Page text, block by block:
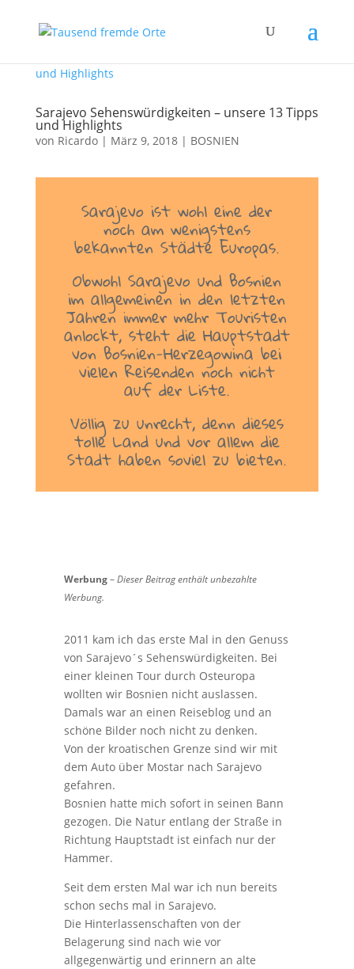
Sarajevo Sehenswürdigkeiten – unsere 13 Tipps
und Highlights
von Ricardo| März 9, 2018| BOSNIEN
Sarajevo ist wohl eine der
noch am wenigstens
bekannten Städte Europas.
Obwohl Sarajevo und Bosnien
im allgemeinen in den letzten
Jahren immer mehr Touristen
anlockt, steht die Hauptstadt
von Bosnien-Herzegowina bei
vielen Reisenden noch nicht
auf der Liste.
Völlig zu unrecht, denn dieses
tolle Land und vor allem die
Stadt haben soviel zu bieten.
Werbung–Dieser Beitrag enthält unbezahlte
Werbung.
2011 kam ich das erste Mal in den Genuss
von Sarajevo´s Sehenswürdigkeiten. Bei
einer kleinen Tour durch Osteuropa
wollten wir Bosnien nicht auslassen.
Damals war an einen Reiseblog und an
schöne Bilder noch nicht zu denken.
Von der kroatischen Grenze sind wir mit
dem Auto über Mostar nach Sarajevo
gefahren.
Bosnien hatte mich sofort in seinen Bann
gezogen. Die Natur entlang der Straße in
Richtung Hauptstadt ist einfach nur der
Hammer.
Seit dem ersten Mal war ich nun bereits
schon sechs mal in Sarajevo.
Die Hinterlassenschaften von der
Belagerung sind nach wie vor
allgegenwärtig und erinnern an alte